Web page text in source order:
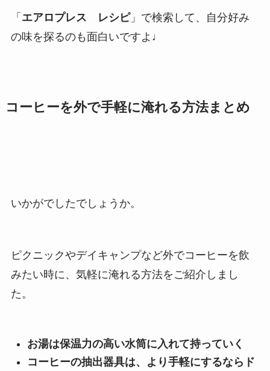
「 エアロプレス レシピ」で検索して、自分好み
の味を探るのも面白いですよ♩
コーヒーを外で手軽に淹れる方法まとめ
いかがでしたでしょうか。
ピクニックやデイキャンプなど外でコーヒーを飲
みたい時に、気軽に淹れる方法をご紹介しまし
た。
お湯は保温力の高い水筒に入れて持っていく
コーヒーの抽出器具は、より手軽にするならド